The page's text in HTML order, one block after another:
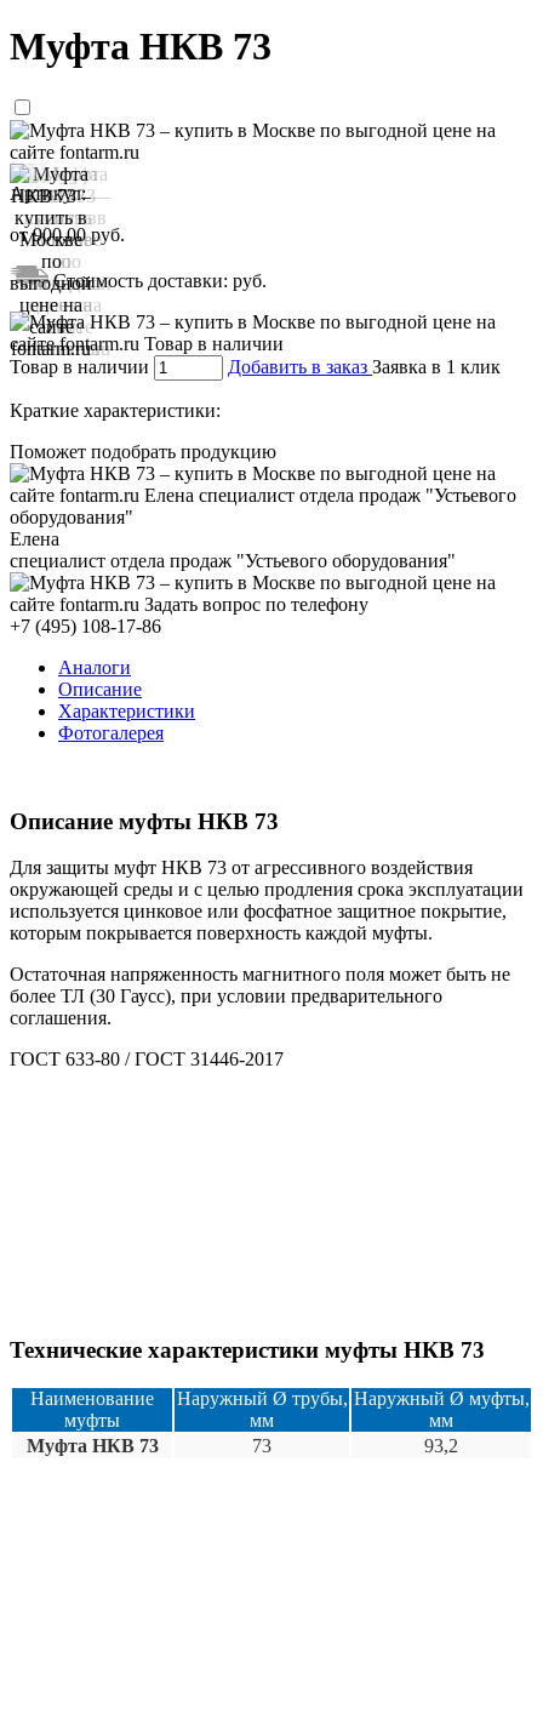
Муфта НКВ 73
Артикул:
от900,00руб.
Стоимость доставки: руб.
Товар в наличии Добавить в заказ Заявка в 1 клик
Краткие характеристики:
Поможет подобрать продукцию
Елена
специалист отдела продаж "Устьевого оборудования"
+7 (495) 108-17-86
Аналоги
Описание
Характеристики
Фотогалерея
Описание муфты НКВ 73
Для защиты муфт НКВ 73 от агрессивного воздействия
окружающей среды и с целью продления срока эксплуатации
используется цинковое или фосфатное защитное покрытие,
которым покрывается поверхность каждой муфты.
Остаточная напряженность магнитного поля может быть не
более ТЛ (30 Гаусс), при условии предварительного
соглашения.
ГОСТ 633-80 / ГОСТ 31446-2017
Технические характеристики муфты НКВ 73
Наименование
муфты
Наружный Ø трубы,
мм
Наружный Ø муфты,
мм
Муфта НКВ 73 73 93,2